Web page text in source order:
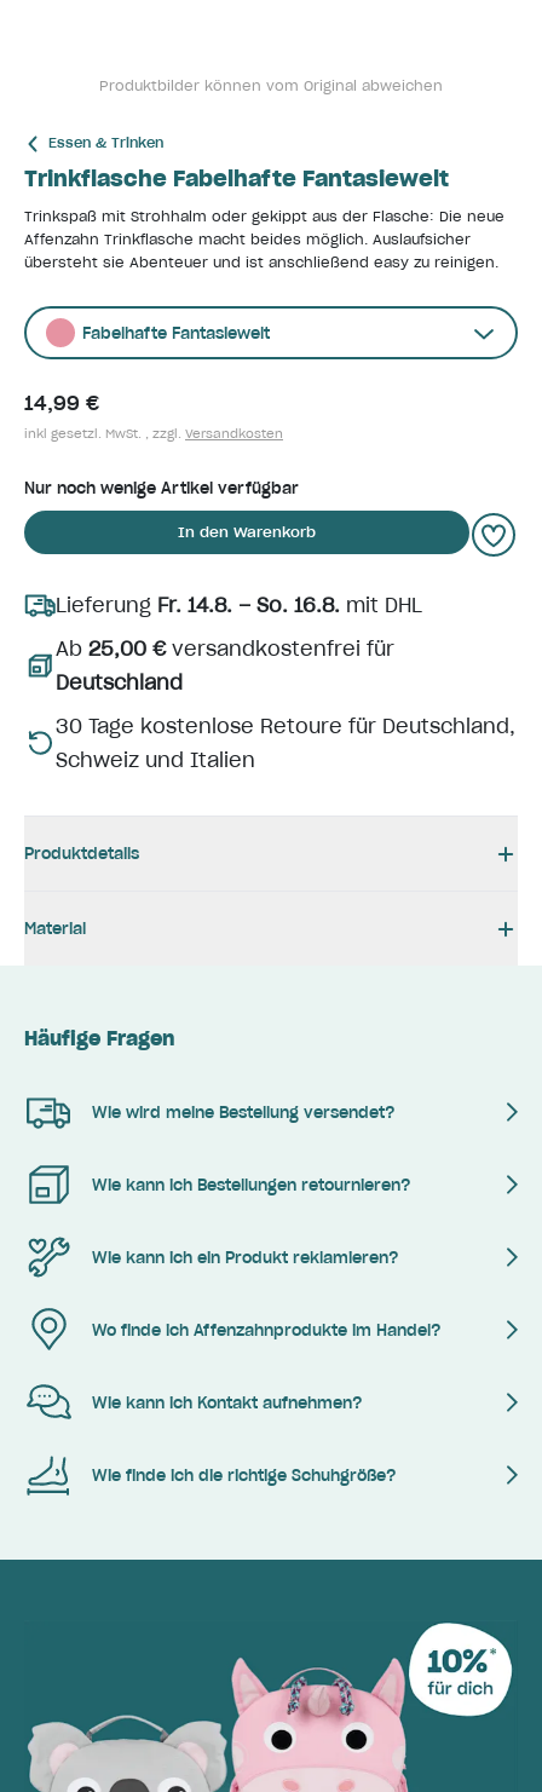
Produktbilder können vom Original abweichen
Essen & Trinken
Trinkflasche Fabelhafte Fantasiewelt
Trinkspaß mit Strohhalm oder gekippt aus der Flasche: Die neue
Affenzahn Trinkflasche macht beides möglich. Auslaufsicher
übersteht sie Abenteuer und ist anschließend easy zu reinigen.
Fabelhafte Fantasiewelt
14,99 €
inkl gesetzl. MwSt. , zzgl. Versandkosten
Nur noch wenige Artikel verfügbar
In den Warenkorb
Lieferung Fr. 14.8. – So. 16.8. mit DHL
Ab 25,00 €versandkostenfrei für
Deutschland
30 Tage kostenlose Retoure für Deutschland,
Schweiz und Italien
Produktdetails
Material
Häufige Fragen
Wie wird meine Bestellung versendet?
Wie kann ich Bestellungen retournieren?
Wie kann ich ein Produkt reklamieren?
Wo finde ich Affenzahnprodukte im Handel?
Wie kann ich Kontakt aufnehmen?
Wie finde ich die richtige Schuhgröße?